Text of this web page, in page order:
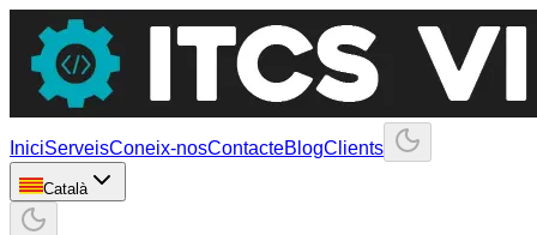
IniciServeisConeix-nosContacteBlogClients
Català